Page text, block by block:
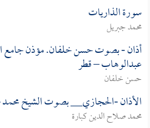
سورة الذاريات
محمد جبريل
أذان - بصوت حسن خلفان. مؤذن جامع
عبدالوهاب – قطر
حسن خلفان
الأذان -الحجازي__ بصوت الشيخ
محمد صلاح الدين كبارة